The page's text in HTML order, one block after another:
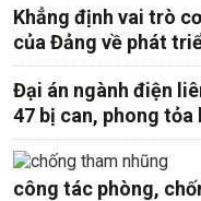
Khẳng định vai trò
của Đảng về phát
Đại án ngành điện
47 bị can, phong tỏa
công tác phòng,